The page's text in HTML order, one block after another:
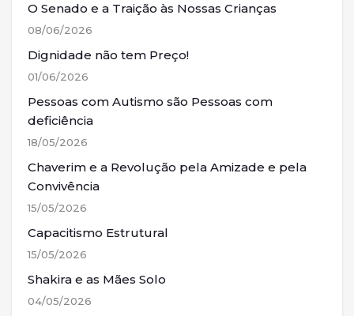
O Senado e a Traição às Nossas Crianças
08/06/2026
Dignidade não tem Preço!
01/06/2026
Pessoas com Autismo são Pessoas com
deficiência
18/05/2026
Chaverim e a Revolução pela Amizade e pela
Convivência
15/05/2026
Capacitismo Estrutural
15/05/2026
Shakira e as Mães Solo
04/05/2026